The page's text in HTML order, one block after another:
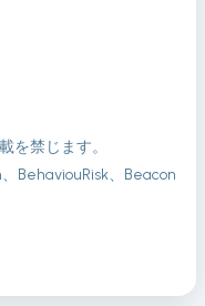
を禁じます。
BehaviouRisk、Beacon